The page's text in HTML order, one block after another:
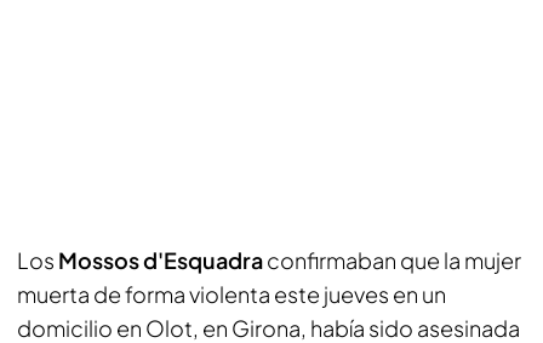
Los Mossos d'Esquadraconfirmaban que la mujer
muerta de forma violenta este jueves en un
domicilio en Olot, en Girona, había sido asesinada